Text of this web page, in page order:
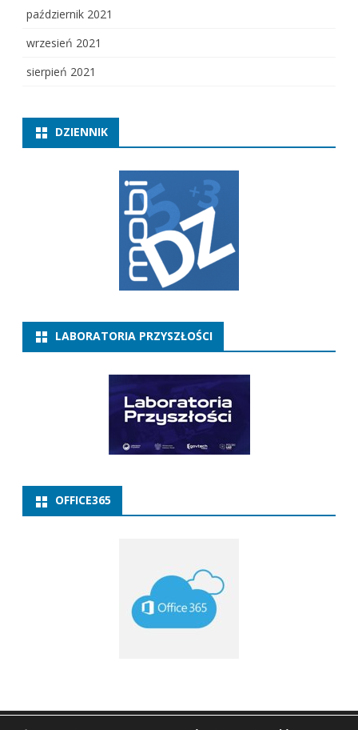
październik 2021
wrzesień 2021
sierpień 2021
DZIENNIK
LABORATORIA PRZYSZŁOŚCI
OFFICE365
Copyright 2021 ZSP w Baborowie Ribosome